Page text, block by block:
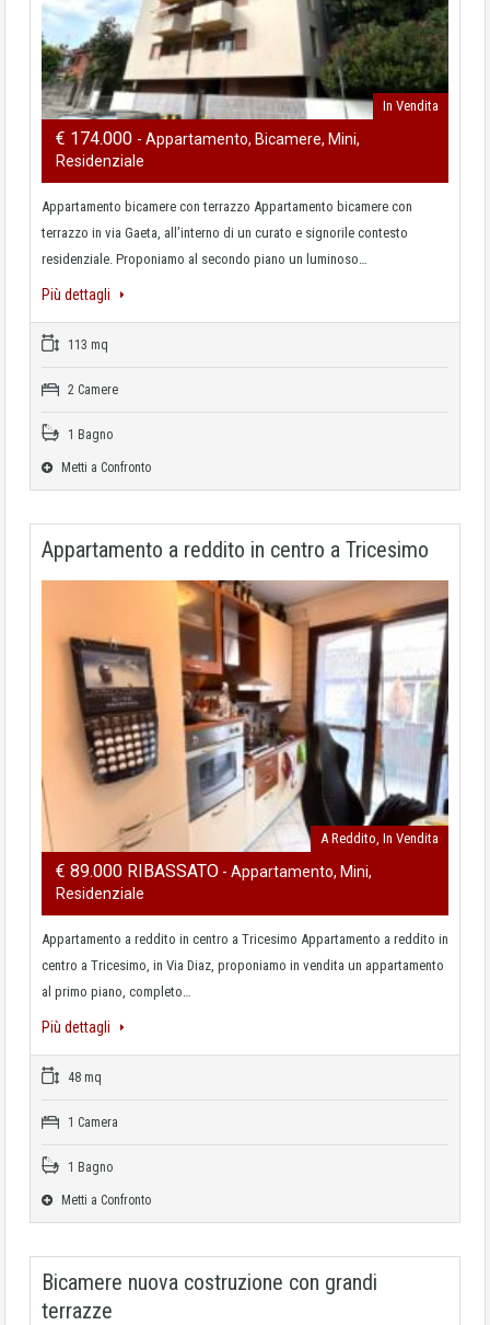
In Vendita
€ 174.000 - Appartamento, Bicamere, Mini,
Residenziale
Appartamento bicamere con terrazzo Appartamento bicamere con
terrazzo in via Gaeta, all’interno di un curato e signorile contesto
residenziale. Proponiamo al secondo piano un luminoso…
Più dettagli
113 mq
2 Camere
1 Bagno
Metti a Confronto
Appartamento a reddito in centro a Tricesimo
A Reddito, In Vendita
€ 89.000 RIBASSATO - Appartamento, Mini,
Residenziale
Appartamento a reddito in centro a Tricesimo Appartamento a reddito in
centro a Tricesimo, in Via Diaz, proponiamo in vendita un appartamento
al primo piano, completo…
Più dettagli
48 mq
1 Camera
1 Bagno
Metti a Confronto
Bicamere nuova costruzione con grandi
terrazze